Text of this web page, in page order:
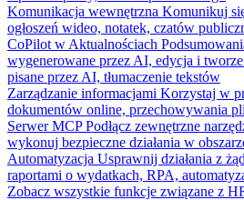
Komunikacja wewnętrzna Komunikuj
ogłoszeń wideo, notatek, czatów
CoPilot w Aktualnościach
wygenerowane przez AI, edycja i
pisane przez AI, tłumaczenie tekstów
Zarządzanie informacjami Korzystaj w
dokumentów online, przechowywania
Serwer MCP Podłącz zewnętrzne
wykonuj bezpieczne działania w
Automatyzacja Usprawnij działania z
raportami o wydatkach, RPA,
Zobacz wszystkie funkcje związane z